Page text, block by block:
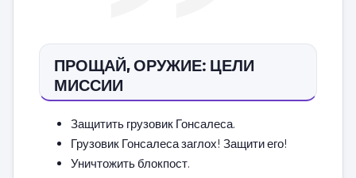
ПРОЩАЙ, ОРУЖИЕ: ЦЕЛИ
МИССИИ
Защитить грузовик Гонсалеса.
Грузовик Гонсалеса заглох! Защити его!
Уничтожить блокпост.